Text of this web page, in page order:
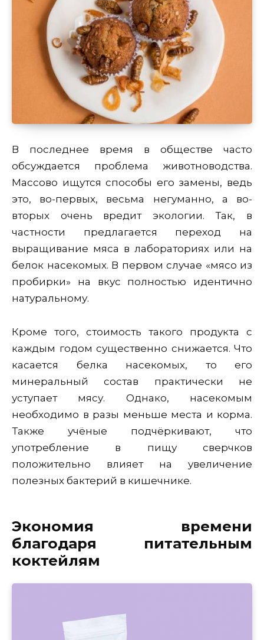
В последнее время в обществе часто
обсуждается проблема животноводства.
Массово ищутся способы его замены, ведь
это, во-первых, весьма негуманно, а во-
вторых очень вредит экологии. Так, в
частности предлагается переход на
выращивание мяса в лабораториях или на
белок насекомых. В первом случае «мясо из
пробирки» на вкус полностью идентично
натуральному.
Кроме того, стоимость такого продукта с
каждым годом существенно снижается. Что
касается белка насекомых, то его
минеральный состав практически не
уступает мясу. Однако, насекомым
необходимо в разы меньше места и корма.
Также учёные подчёркивают, что
употребление в пищу сверчков
положительно влияет на увеличение
полезных бактерий в кишечнике.
Экономия времени
благодаря питательным
коктейлям